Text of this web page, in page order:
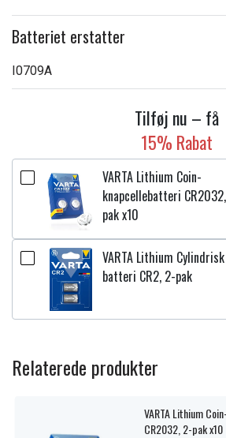
Batteriet erstatter
I0709A
Tilføj nu – få
15% Rabat
VARTA Lithium Coin-
knapcellebatteri
pak x10
VARTA Lithium Cylindrisk
batteri CR2, 2-pak
Relaterede produkter
VARTA Lithium
CR2032, 2-pak x10